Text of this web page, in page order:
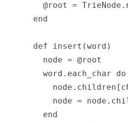
@root =
  end
  def insert(word)
    node = @root
word.each_char do
node =
    end